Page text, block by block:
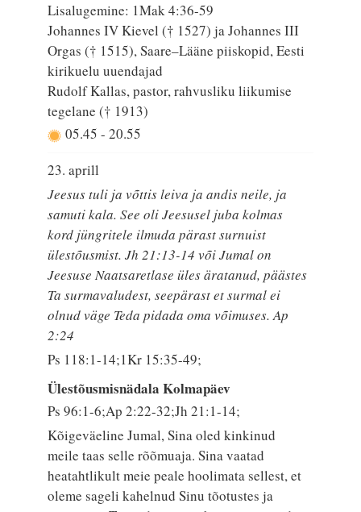
Lisalugemine: 1Mak 4:36-59
Johannes IV Kievel († 1527) ja Johannes III
Orgas († 1515), Saare–Lääne piiskopid, Eesti
kirikuelu uuendajad
Rudolf Kallas, pastor, rahvusliku liikumise
tegelane († 1913)
05.45-20.55
23. aprill
Jeesus tuli ja võttis leiva ja andis neile, ja
samuti kala. See oli Jeesusel juba kolmas
kord jüngritele ilmuda pärast surnuist
ülestõusmist. Jh 21:13-14 või Jumal on
Jeesuse Naatsaretlase üles äratanud, päästes
Ta surmavaludest, seepärast et surmal ei
olnud väge Teda pidada oma võimuses. Ap
2:24
Ps 118:1-14;1Kr 15:35-49;
Ülestõusmisnädala Kolmapäev
Ps 96:1-6;Ap 2:22-32;Jh 21:1-14;
Kõigeväeline Jumal, Sina oled kinkinud
meile taas selle rõõmuaja. Sina vaatad
heatahtlikult meie peale hoolimata sellest, et
oleme sageli kahelnud Sinu tõotustes ja